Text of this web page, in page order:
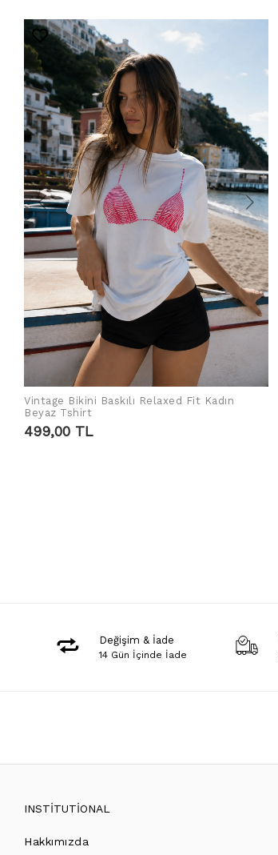
Vintage Bikini Baskılı Relaxed Fit Kadın
Beyaz Tshirt
499,00 TL
Değişim & İade
14 Gün İçinde İade
INSTİTUTİONAL
Hakkımızda